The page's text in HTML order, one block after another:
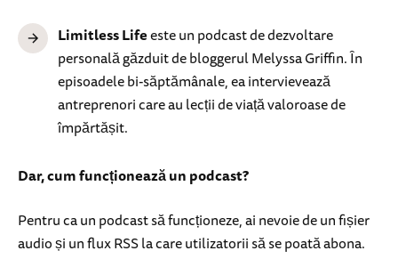
Limitless Lifeeste un podcast de dezvoltare
personală găzduit de bloggerul Melyssa Griffin. În
episoadele bi-săptămânale, ea intervievează
antreprenori care au lecții de viață valoroase de
împărtășit.
Dar, cum funcționează un podcast?
Pentru ca un podcast să funcționeze, ai nevoie de un fișier
audio și un flux RSS la care utilizatorii să se poată abona.